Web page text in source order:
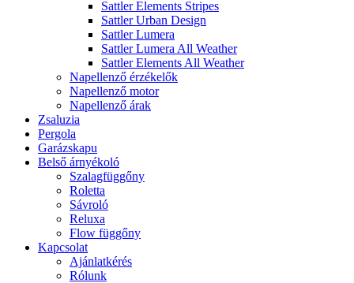
Sattler Elements Stripes
Sattler Urban Design
Sattler Lumera
Sattler Lumera All Weather
Sattler Elements All Weather
Napellenző érzékelők
Napellenző motor
Napellenző árak
Zsaluzia
Pergola
Garázskapu
Belső árnyékoló
Szalagfüggőny
Roletta
Sávroló
Reluxa
Flow függőny
Kapcsolat
Ajánlatkérés
Rólunk